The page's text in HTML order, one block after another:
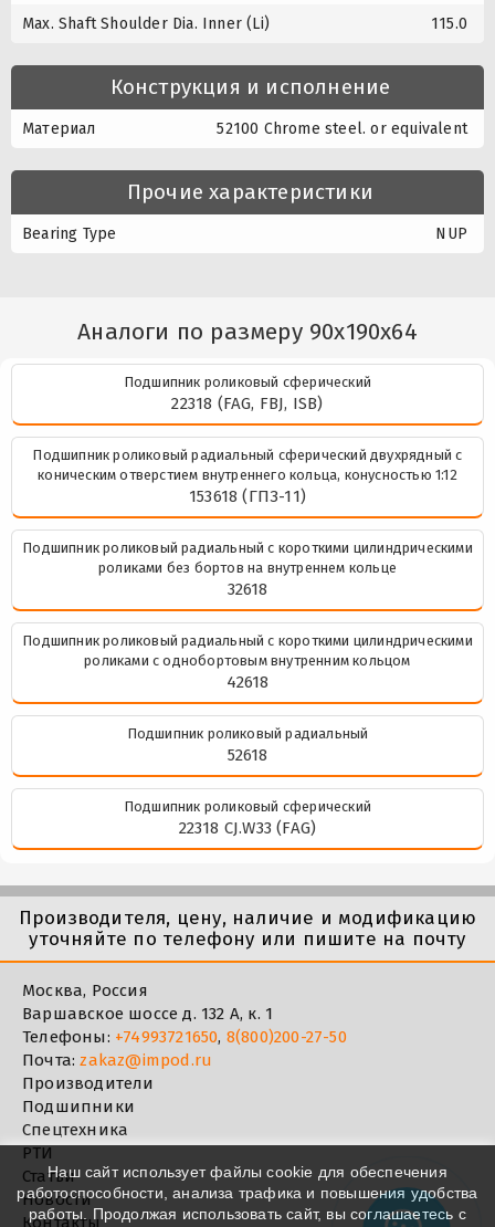
Max. Shaft Shoulder Dia. Inner (Li) 115.0
Конструкция и исполнение
Материал 52100 Chrome steel. or equivalent
Прочие характеристики
Bearing Type NUP
Аналоги по размеру 90x190x64
Подшипник роликовый сферический
22318 (FAG, FBJ, ISB)
Подшипник роликовый радиальный сферический двухрядный с
коническим отверстием внутреннего кольца, конусностью 1:12
153618 (ГПЗ-11)
Подшипник роликовый радиальный с короткими цилиндрическими
роликами без бортов на внутреннем кольце
32618
Подшипник роликовый радиальный с короткими цилиндрическими
роликами с однобортовым внутренним кольцом
42618
Подшипник роликовый радиальный
52618
Подшипник роликовый сферический
22318 CJ.W33 (FAG)
Производителя, цену, наличие и модификацию
уточняйте по телефону или пишите на почту
Москва, Россия
Варшавское шоссе д. 132 А, к. 1
Телефоны: +74993721650, 8(800)200-27-50
Почта:zakaz@impod.ru
Производители
Подшипники
Спецтехника
РТИ
Статьи
Новости
Контакты
Наш сайт использует файлы cookie для обеспечения
работоспособности, анализа трафика и повышения удобства
работы. Продолжая использовать сайт, вы соглашаетесь с